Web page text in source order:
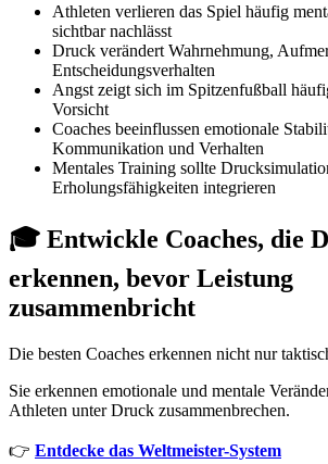
Athleten verlieren das Spiel häufig
sichtbar nachlässt
Druck verändert Wahrnehmung,
Entscheidungsverhalten
Angst zeigt sich im Spitzenfußball
Vorsicht
Coaches beeinflussen emotionale
Kommunikation und Verhalten
Mentales Training sollte
Erholungsfähigkeiten integrieren
🎓 Entwickle Coaches, die
erkennen, bevor Leistung
zusammenbricht
Die besten Coaches erkennen nicht nur
Sie erkennen emotionale und mentale
Athleten unter Druck zusammenbrechen.
👉 Entdecke das Weltmeister-System